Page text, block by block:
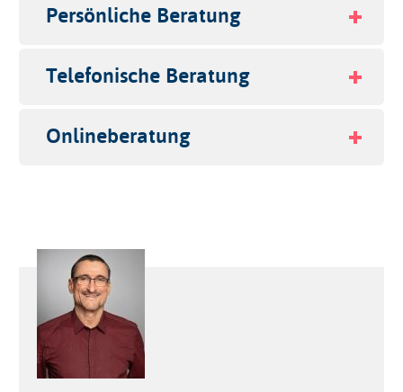
Persönliche Beratung
Telefonische Beratung
Onlineberatung